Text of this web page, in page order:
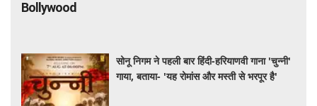
Bollywood
सोनू निगम ने पहली बार हिंदी-हरियाणवी गाना 'चुन्नी'
गाया, बताया- 'यह रोमांस और मस्ती से भरपूर है'